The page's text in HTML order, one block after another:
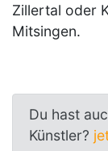
Zillertal oder
Mitsingen.
Du hast
Künstler?